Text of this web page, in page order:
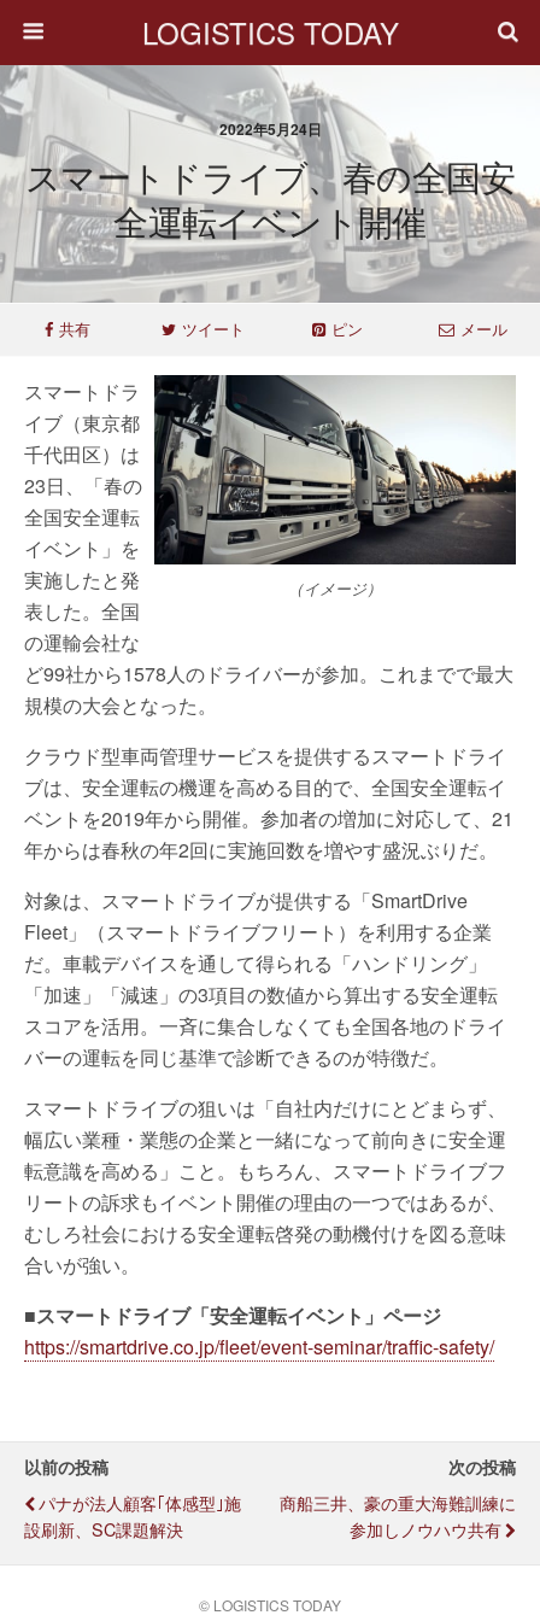
LOGISTICS TODAY
2022年5月24日
スマートドライブ、春の全国安
全運転イベント開催
共有 ツイート ピン メール
（イメージ）
スマートドラ
イブ（東京都
千代田区）は
23日、「春の
全国安全運転
イベント」を
実施したと発
表した。全国
の運輸会社な
ど99社から1578人のドライバーが参加。これまでで最大
規模の大会となった。
クラウド型車両管理サービスを提供するスマートドライ
ブは、安全運転の機運を高める目的で、全国安全運転イ
ベントを2019年から開催。参加者の増加に対応して、21
年からは春秋の年2回に実施回数を増やす盛況ぶりだ。
対象は、スマートドライブが提供する「SmartDrive
Fleet」（スマートドライブフリート）を利用する企業
だ。車載デバイスを通して得られる「ハンドリング」
「加速」「減速」の3項目の数値から算出する安全運転
スコアを活用。一斉に集合しなくても全国各地のドライ
バーの運転を同じ基準で診断できるのが特徴だ。
スマートドライブの狙いは「自社内だけにとどまらず、
幅広い業種・業態の企業と一緒になって前向きに安全運
転意識を高める」こと。もちろん、スマートドライブフ
リートの訴求もイベント開催の理由の一つではあるが、
むしろ社会における安全運転啓発の動機付けを図る意味
合いが強い。
■スマートドライブ「安全運転イベント」ページ
https://smartdrive.co.jp/fleet/event-seminar/traffic-safety/
以前の投稿
パナが法人顧客｢体感型｣施
設刷新、SC課題解決
次の投稿
商船三井、豪の重大海難訓練に
参加しノウハウ共有
© LOGISTICS TODAY